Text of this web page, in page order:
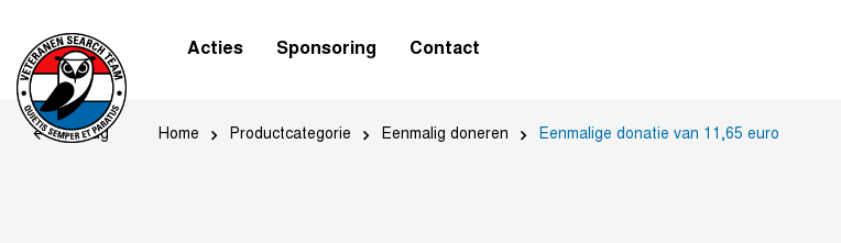
Acties Sponsoring Contact
Home Productcategorie Eenmalig doneren Eenmalige donatie van 11,65 euro
Terug